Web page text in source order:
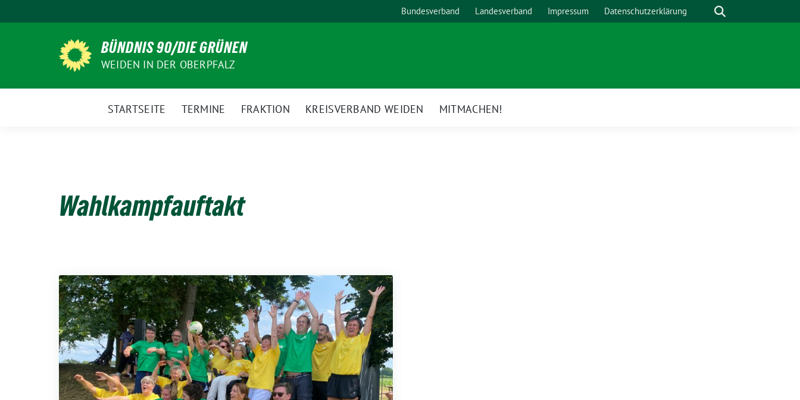
zum
Bundesverband Landesverband Impressum Datenschutzerklärung Suche
BÜNDNIS 90/DIE GRÜNEN
WEIDEN IN DER OBERPFALZ
STARTSEITE TERMINE FRAKTION KREISVERBAND WEIDEN MITMACHEN!
Wahlkampfauftakt